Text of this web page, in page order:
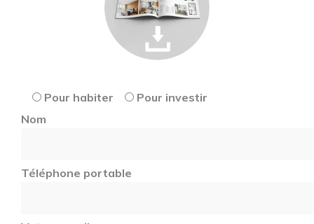
Pour habiter
Pour investir
Nom
Téléphone portable